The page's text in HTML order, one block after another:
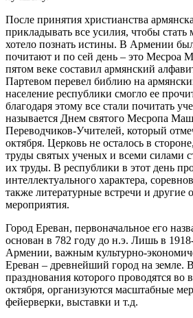
После принятия христианства
прикладывать все усилия, чтобы стать
хотело познать истины. В Армении
почитают и по сей день – это Месроа
пятом веке составил армянский
Партевом перевел библию на
население республики смогло ее
благодаря этому все стали почитать
называется Днем святого Месропа
Переводчиков-Учителей, который
октября. Церковь не осталось в
труды святых ученых и всеми силами
их труды. В республики в этот день
интеллектуального характера,
также литературные встречи и другие
мероприятия.
Город Ереван, первоначальное его
основан в 782 году до н.э. Лишь в
Армении, важным культурно-
Ереван – древнейший город на земле.
празднования которого проводятся во
октября, организуются масштабные
фейерверки, выставки и т.д.